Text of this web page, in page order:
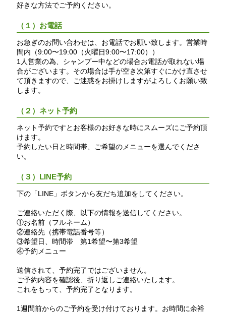
好きな方法でご予約ください。
（１）お電話
お急ぎのお問い合わせは、お電話でお願い致します。営業時
間内（9:00〜19:00（火曜日9:00〜17:00））
1人営業の為、シャンプー中などの場合お電話が取れない場
合がございます。その場合は手が空き次第すぐにかけ直させ
て頂きますので、ご迷惑をお掛けしますがよろしくお願い致
します。
（２）ネット予約
ネット予約ですとお客様のお好きな時にスムーズにご予約頂
けます。
予約したい日と時間帯、ご希望のメニューを選んでくださ
い。
（３）LINE予約
下の「LINE」ボタンから友だち追加をしてください。
ご連絡いただく際、以下の情報を送信してください。
①お名前（フルネーム）
②連絡先（携帯電話番号等）
③希望日、時間帯 第1希望〜第3希望
④予約メニュー
送信されて、予約完了ではございません。
ご予約内容を確認後、折り返しご連絡いたします。
これをもって、予約完了となります。
1週間前からのご予約を受け付けております。お時間に余裕